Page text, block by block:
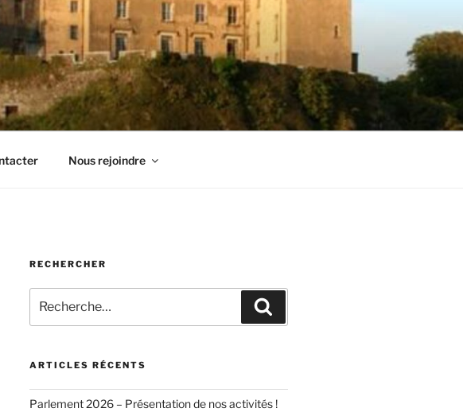
Nous rejoindre
RECHERCHER
pour
:
ARTICLES RÉCENTS
Parlement 2026 – Présentation de nos activités !